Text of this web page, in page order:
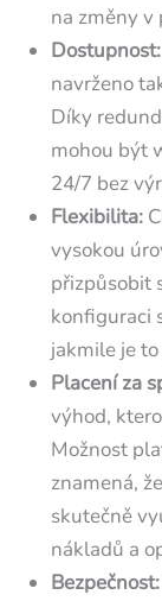
na změny v
Dostupnost:
navrženo
Díky
mohou být
24/7 bez
Flexibilita:
vysokou
přizpůsobit
konfiguraci
jakmile je
Placení za
výhod,
Možnost
znamená,
skutečně
nákladů a
Bezpečnost: